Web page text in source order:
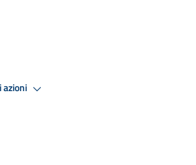
azioni